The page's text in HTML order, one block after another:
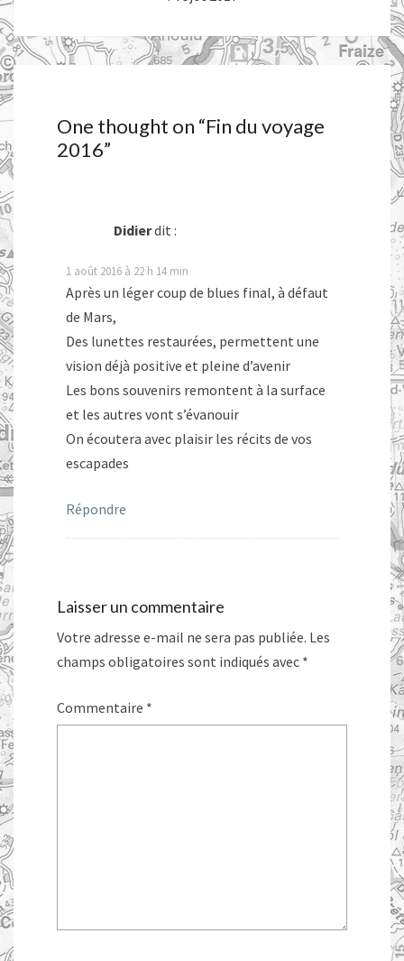
One thought on “Fin du voyage
2016”
Didierdit :
1 août 2016 à 22 h 14 min
Après un léger coup de blues final, à défaut
de Mars,
Des lunettes restaurées, permettent une
vision déjà positive et pleine d’avenir
Les bons souvenirs remontent à la surface
et les autres vont s’évanouir
On écoutera avec plaisir les récits de vos
escapades
Répondre
Laisser un commentaire
Votre adresse e-mail ne sera pas publiée. Les
champs obligatoires sont indiqués avec *
Commentaire *